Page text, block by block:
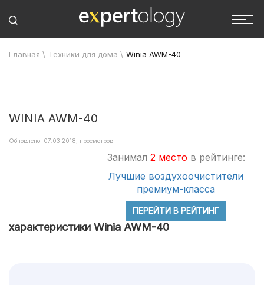
Главная \ Техники для дома \ Winia AWM-40
WINIA AWM-40
Обновлено: 07.03.2018, просмотров:
Занимал 2 место в рейтинге:
Лучшие воздухоочистители
премиум-класса
ПЕРЕЙТИ В РЕЙТИНГ
характеристики Winia AWM-40